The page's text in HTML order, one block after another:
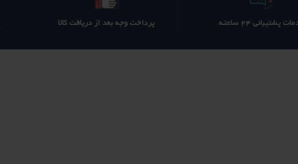
پشتیبانی ۲۴ ساعته پرداخت وجه بعد از دریافت کالا